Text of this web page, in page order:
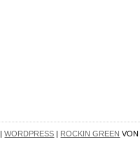
|WORDPRESS | ROCKIN GREEN